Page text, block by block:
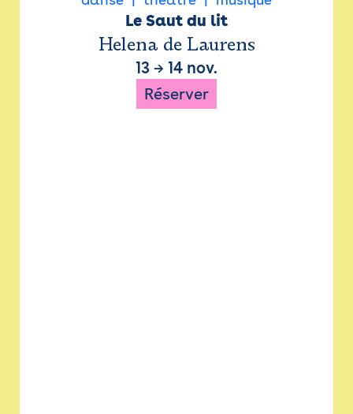
Le Saut du lit
Helena de Laurens
13 → 14 nov.
Réserver